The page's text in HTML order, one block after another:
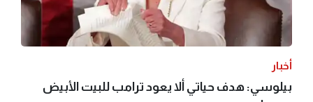
أخبار
بيلوسي: هدف حياتي ألا يعود ترامب للبيت الأبيض